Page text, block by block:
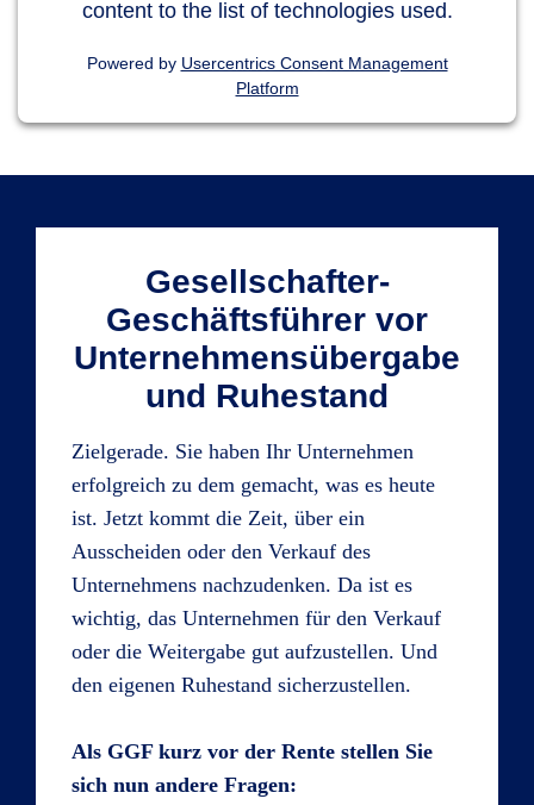
content to the list of technologies used.
Powered by Usercentrics Consent Management
Platform
Gesellschafter-
Geschäftsführer vor
Unternehmensübergabe
und Ruhestand
Zielgerade. Sie haben Ihr Unternehmen
erfolgreich zu dem gemacht, was es heute
ist. Jetzt kommt die Zeit, über ein
Ausscheiden oder den Verkauf des
Unternehmens nachzudenken. Da ist es
wichtig, das Unternehmen für den Verkauf
oder die Weitergabe gut aufzustellen. Und
den eigenen Ruhestand sicherzustellen.
Als GGF kurz vor der Rente stellen Sie
sich nun andere Fragen: